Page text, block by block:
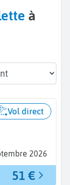
à
2026
Vol direct
51 €